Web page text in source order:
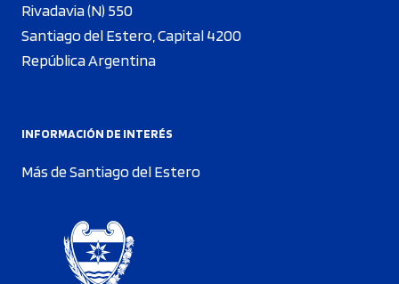
Rivadavia (N) 550
Santiago del Estero, Capital 4200
República Argentina
INFORMACIÓN DE INTERÉS
Más de Santiago del Estero